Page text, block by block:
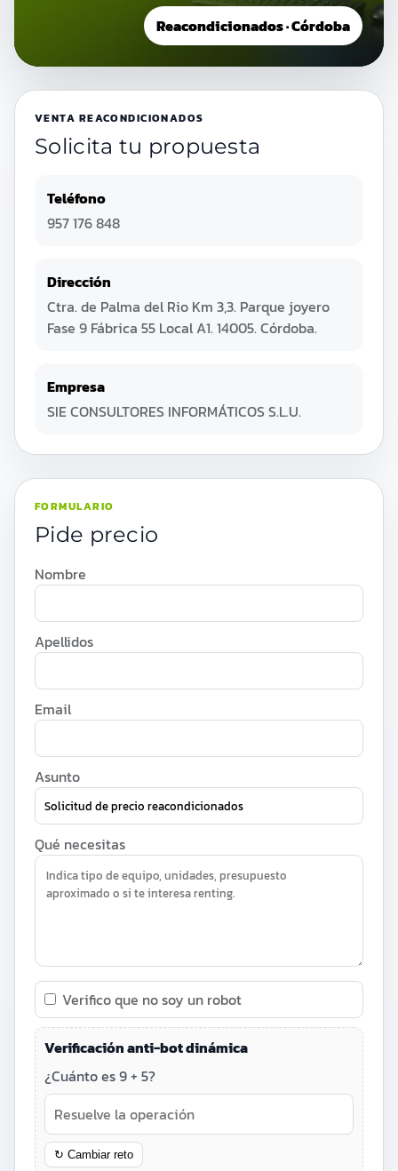
Reacondicionados · Córdoba
VENTA REACONDICIONADOS
Solicita tu propuesta
Teléfono
957 176 848
Dirección
Ctra. de Palma del Rio Km 3,3. Parque joyero
Fase 9 Fábrica 55 Local A1. 14005. Córdoba.
Empresa
SIE CONSULTORES INFORMÁTICOS S.L.U.
FORMULARIO
Pide precio
Nombre
Apellidos
Email
Asunto
Qué necesitas
Verifico que no soy un robot